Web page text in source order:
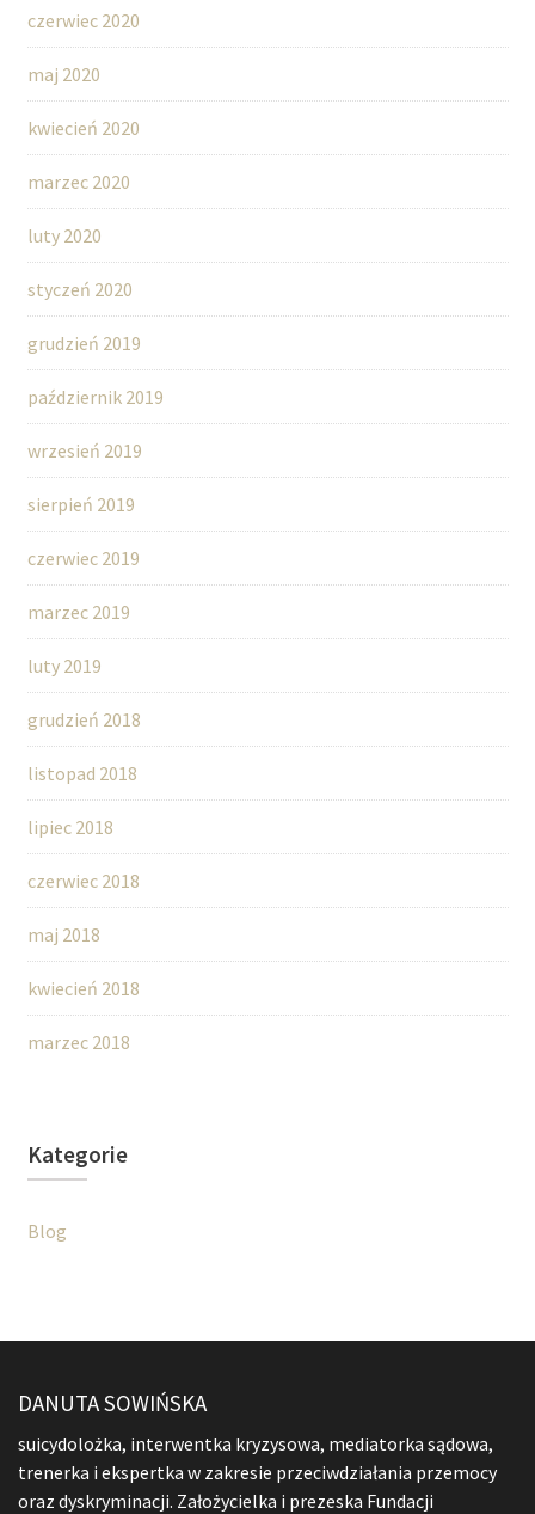
czerwiec 2020
maj 2020
kwiecień 2020
marzec 2020
luty 2020
styczeń 2020
grudzień 2019
październik 2019
wrzesień 2019
sierpień 2019
czerwiec 2019
marzec 2019
luty 2019
grudzień 2018
listopad 2018
lipiec 2018
czerwiec 2018
maj 2018
kwiecień 2018
marzec 2018
Kategorie
Blog
DANUTA SOWIŃSKA
suicydolożka, interwentka kryzysowa, mediatorka sądowa,
trenerka i ekspertka w zakresie przeciwdziałania przemocy
oraz dyskryminacji. Założycielka i prezeska Fundacji